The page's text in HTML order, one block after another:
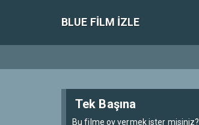
BLUE FILM IZLE
Tek Başına
Bu filme oy vermek ister misiniz?